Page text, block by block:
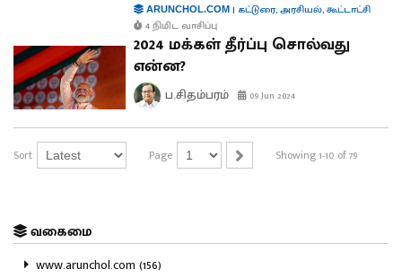
ARUNCHOL.COM| கட்டுரை,அரசியல்,கூட்டாட்சி
4 நிமிட வாசிப்பு
2024 மக்கள் தீர்ப்பு சொல்வது
என்ன?
ப.சிதம்பரம் 09 Jun 2024
Sort Page Showing 1-10 of 79
வகைமை
www.arunchol.com (156)